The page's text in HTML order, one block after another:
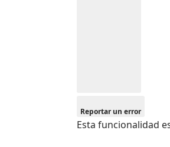
Reportar un error
Esta funcionalidad